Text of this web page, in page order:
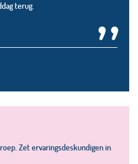
terug.
”
Zet ervaringsdeskundigen in